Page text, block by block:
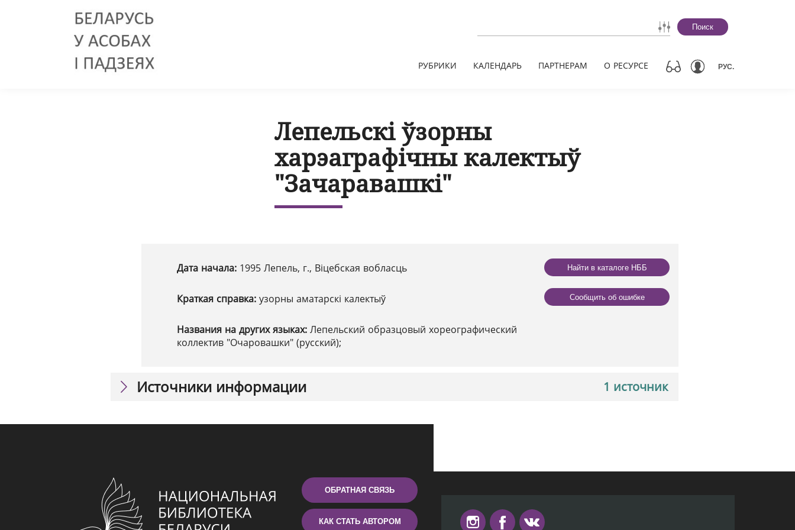
Поиск
РУБРИКИ КАЛЕНДАРЬ ПАРТНЕРАМ О РЕСУРСЕ РУС.
Лепельскі ўзорны
харэаграфічны калектыў
"Зачаравашкі"
Дата начала: 1995 Лепель, г., Віцебская вобласць
Краткая справка: узорны аматарскі калектыў
Названия на других языках: Лепельский образцовый хореографический
коллектив "Очаровашки" (русский);
Найти в каталоге НББ
Сообщить об ошибке
1 источник
Источники информации
ОБРАТНАЯ СВЯЗЬ
КАК СТАТЬ АВТОРОМ